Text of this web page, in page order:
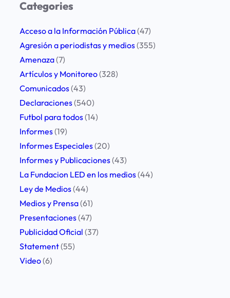
o
p
m
p
m
i
n
h
Categories
Acceso a la Información Pública(47)
Agresión a periodistas y medios(355)
Amenaza(7)
Artículos y Monitoreo(328)
Comunicados(43)
Declaraciones(540)
Futbol para todos(14)
Informes(19)
Informes Especiales(20)
Informes y Publicaciones(43)
La Fundacion LED en los medios(44)
Ley de Medios(44)
Medios y Prensa(61)
Presentaciones(47)
Publicidad Oficial (37)
Statement(55)
Video(6)